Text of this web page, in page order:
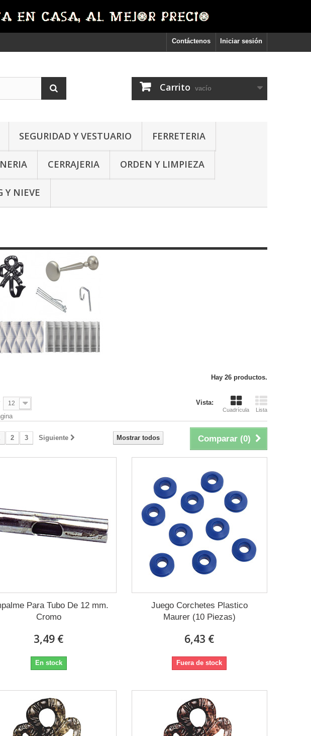
Iniciar sesión
Contáctenos
Carrito vacío
SEGURIDAD Y VESTUARIO FERRETERIA
CERRAJERIA ORDEN Y LIMPIEZA
Y NIEVE
Hay 26 productos.
Vista:
Cuadrícula Lista
12
Comparar (0)
Mostrar todos
2 3 Siguiente
Para Tubo De 12 mm.
Cromo
3,49 €
En stock
Juego Corchetes Plastico
Maurer (10 Piezas)
6,43 €
Fuera de stock